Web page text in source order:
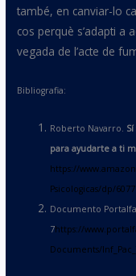
també, en canviar-lo
cos perquè s’adapti a
vegada de l’acte de
Bibliografia:
Roberto Navarro. Sí
para ayudarte a ti
https://
Psicologicas/dp/
Documento
7https://
Documents/